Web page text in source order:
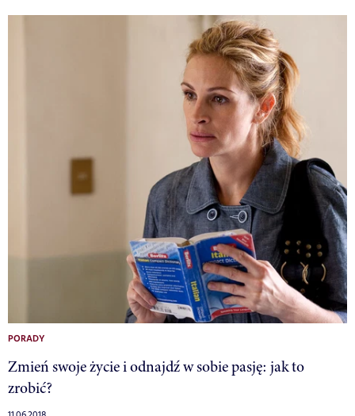
PORADY
Zmień swoje życie i odnajdź w sobie pasję: jak to
zrobić?